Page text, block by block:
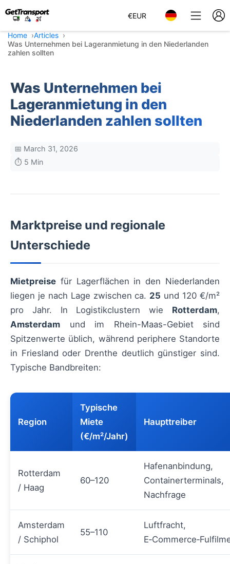
€EUR
Home
Articles
Was Unternehmen bei Lageranmietung in den Niederlanden
zahlen sollten
Was Unternehmen bei
Lageranmietung in den
Niederlanden zahlen sollten
📅 March 31, 2026
⏱️ 5 Min
Marktpreise und regionale
Unterschiede
Mietpreise für Lagerflächen in den Niederlanden
liegen je nach Lage zwischen ca. 25 und 120 €/m²
pro Jahr. In Logistikclustern wie Rotterdam,
Amsterdam und im Rhein-Maas-Gebiet sind
Spitzenwerte üblich, während periphere Standorte
in Friesland oder Drenthe deutlich günstiger sind.
Typische Bandbreiten:
Region
Typische
Miete
(€/m²/Jahr)
Haupttreiber
Rotterdam
/ Haag
60–120
Hafenanbindung,
Containerterminals,
Nachfrage
Amsterdam
/ Schiphol
55–110
Luftfracht,